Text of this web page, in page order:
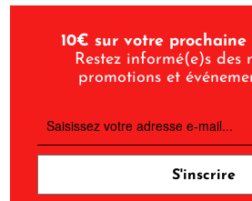
10€ sur votre prochaine
Restez informé(e)s des
promotions et